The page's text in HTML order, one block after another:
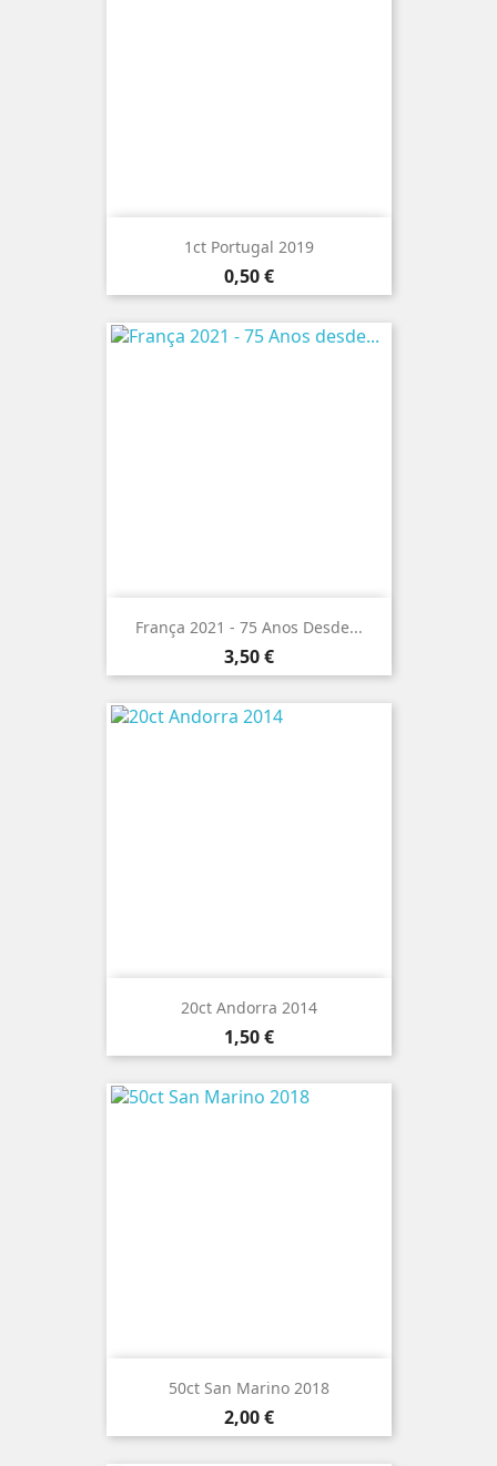
1ct Portugal 2019
Preço
0,50 €
França 2021 - 75 Anos Desde...
Preço
3,50 €
20ct Andorra 2014
Preço
1,50 €
50ct San Marino 2018
Preço
2,00 €